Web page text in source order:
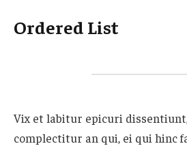
Ordered List
Vix et labitur epicuri
complectitur an qui, ei qui hinc